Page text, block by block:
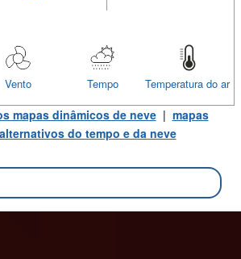
Temperatura do ar
Tempo
Vento
mapas dinâmicos de neve| mapas
do tempo e da neve